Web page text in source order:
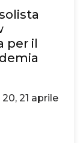
per il
21 aprile